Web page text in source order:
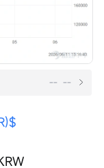
-- --